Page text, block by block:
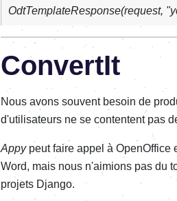
OdtTemplateResponse(request,
ConvertIt
Nous avons souvent besoin de
d'utilisateurs ne se contentent pas
Appypeut faire appel à OpenOffice
Word, mais nous n'aimions pas du
projets Django.